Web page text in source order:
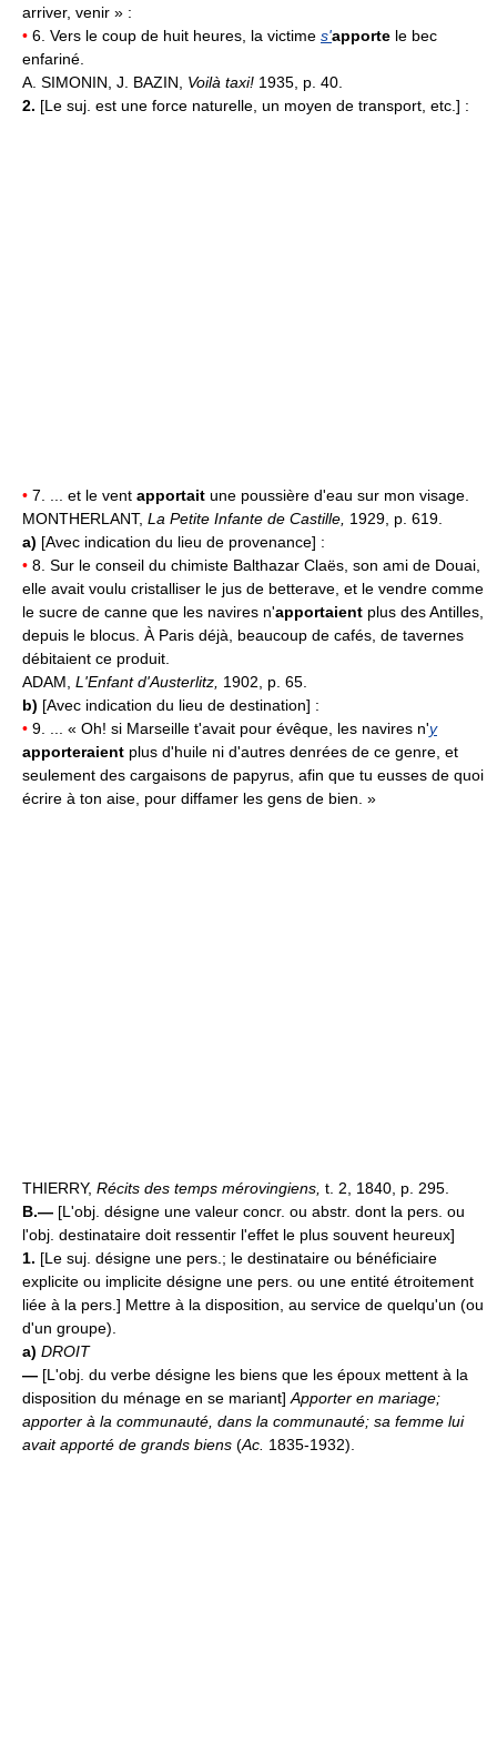
arriver, venir » :
• 6. Vers le coup de huit heures, la victime s'apporte le bec
enfariné.
A. SIMONIN, J. BAZIN, Voilà taxi! 1935, p. 40.
2. [Le suj. est une force naturelle, un moyen de transport, etc.] :
• 7. ... et le vent apportait une poussière d'eau sur mon visage.
MONTHERLANT, La Petite Infante de Castille, 1929, p. 619.
a) [Avec indication du lieu de provenance] :
• 8. Sur le conseil du chimiste Balthazar Claës, son ami de Douai,
elle avait voulu cristalliser le jus de betterave, et le vendre comme
le sucre de canne que les navires n'apportaient plus des Antilles,
depuis le blocus. À Paris déjà, beaucoup de cafés, de tavernes
débitaient ce produit.
ADAM, L'Enfant d'Austerlitz, 1902, p. 65.
b) [Avec indication du lieu de destination] :
• 9. ... « Oh! si Marseille t'avait pour évêque, les navires n'y
apporteraient plus d'huile ni d'autres denrées de ce genre, et
seulement des cargaisons de papyrus, afin que tu eusses de quoi
écrire à ton aise, pour diffamer les gens de bien. »
THIERRY, Récits des temps mérovingiens, t. 2, 1840, p. 295.
B.— [L'obj. désigne une valeur concr. ou abstr. dont la pers. ou
l'obj. destinataire doit ressentir l'effet le plus souvent heureux]
1. [Le suj. désigne une pers.; le destinataire ou bénéficiaire
explicite ou implicite désigne une pers. ou une entité étroitement
liée à la pers.] Mettre à la disposition, au service de quelqu'un (ou
d'un groupe).
a) DROIT
— [L'obj. du verbe désigne les biens que les époux mettent à la
disposition du ménage en se mariant]Apporter en mariage;
apporter à la communauté, dans la communauté; sa femme lui
avait apporté de grands biens (Ac. 1835-1932).